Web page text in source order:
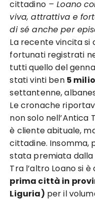
cittadino– Loano
viva, attrattiva e
di sé anche per
La recente vincita si
fortunati registrati
tutti quello del
stati vinti ben 5
settantenne,
Le cronache
non solo nell’Antica
è cliente abituale,
cittadine. Insomma,
stata premiata dalla
Tra l’altro Loanosi è
prima città in
Liguria) per il